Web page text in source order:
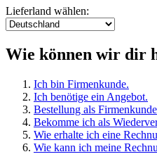
Lieferland wählen:
Wie können wir dir
Ich bin Firmenkunde.
Ich benötige ein Angebot.
Bestellung als Firmenkunde
Bekomme ich als
Wie erhalte ich eine
Wie kann ich meine